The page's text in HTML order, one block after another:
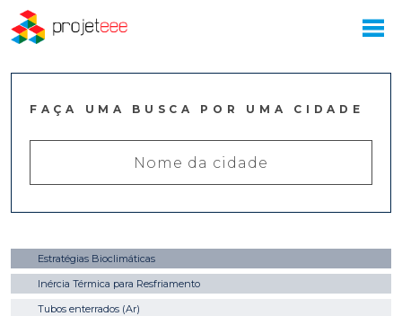
FAÇA UMA BUSCA POR UMA CIDADE
Estratégias Bioclimáticas
Inércia Térmica para Resfriamento
Tubos enterrados (Ar)